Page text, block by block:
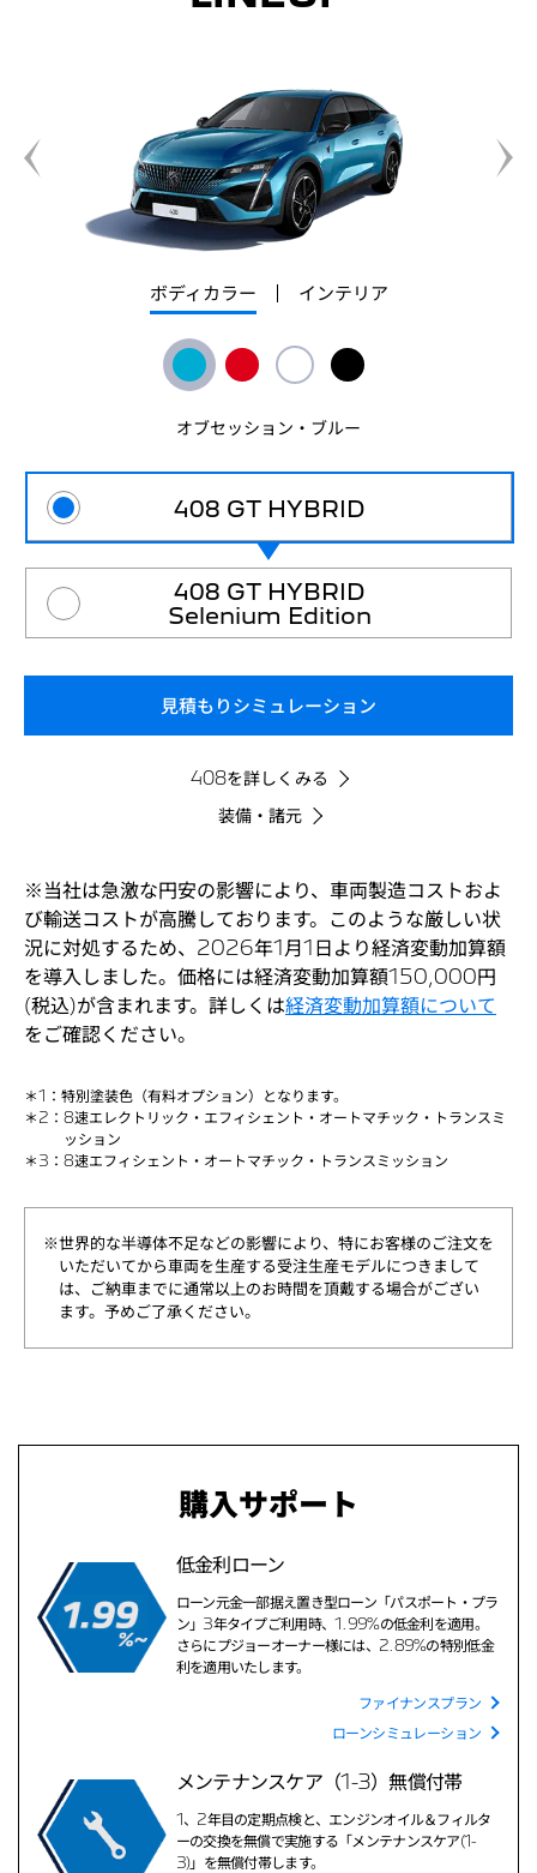
ボディカラー インテリア
オブセッション・ブルー
408 GT HYBRID
408 GT HYBRID
Selenium Edition
見積もりシミュレーション
408を詳しくみる
装備・諸元
※当社は急激な円安の影響により、車両製造コストおよ
び輸送コストが高騰しております。このような厳しい状
況に対処するため、2026年1月1日より経済変動加算額
を導入しました。価格には経済変動加算額150,000円
(税込)が含まれます。詳しくは経済変動加算額について
をご確認ください。
＊1： 特別塗装色（有料オプション）となります。
＊2： 8速エレクトリック・エフィシェント・オートマチック・トランスミ
ッション
＊3： 8速エフィシェント・オートマチック・トランスミッション
※世界的な半導体不足などの影響により、特にお客様のご注文を
いただいてから車両を生産する受注生産モデルにつきまして
は、ご納車までに通常以上のお時間を頂戴する場合がござい
ます。予めご了承ください。
購入サポート
低金利ローン
ローン元金一部据え置き型ローン「パスポート・プラ
ン」3年タイプご利用時、1.99%の低金利を適用。
さらにプジョーオーナー様には、2.89%の特別低金
利を適用いたします。
ファイナンスプラン
ローンシミュレーション
メンテナンスケア（1-3）無償付帯
1、2年目の定期点検と、エンジンオイル＆フィルタ
ーの交換を無償で実施する「メンテナンスケア(1-
3)」を無償付帯します。